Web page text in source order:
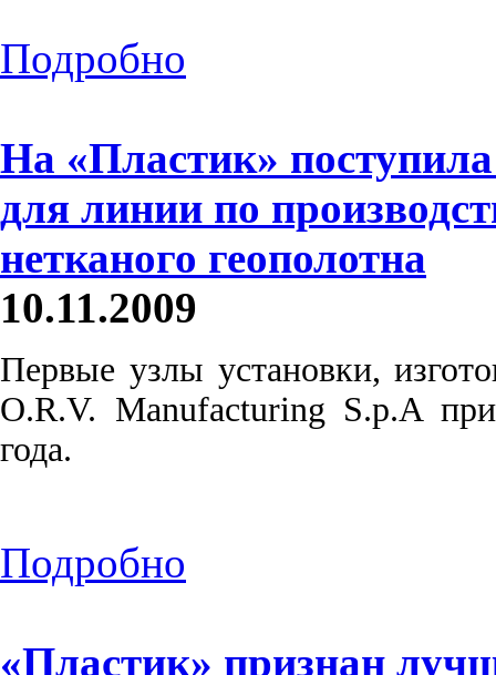
Подробно
На «Пластик»
для линии по
нетканого геополотна
10.11.2009
Первые узлы установки,
O.R.V. Manufacturing S.p.A
года.
Подробно
«Пластик» признан